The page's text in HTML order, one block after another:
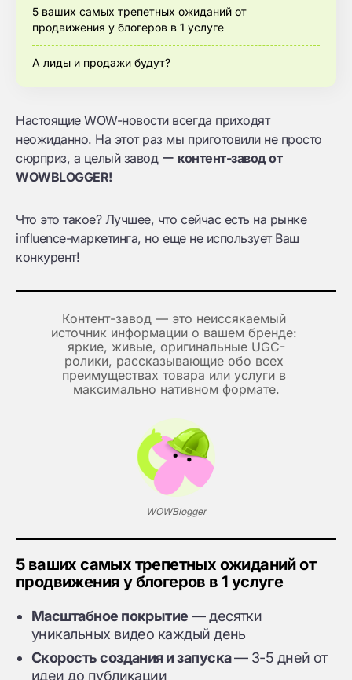
5 ваших самых трепетных ожиданий от
продвижения у блогеров в 1 услуге
А лиды и продажи будут?
Настоящие WOW-новости всегда приходят
неожиданно. На этот раз мы приготовили не просто
сюрприз, а целый завод ー контент-завод от
WOWBLOGGER!
Что это такое? Лучшее, что сейчас есть на рынке
influence-маркетинга, но еще не использует Ваш
конкурент!
Контент-завод — это неиссякаемый
источник информации о вашем бренде:
яркие, живые, оригинальные UGC-
ролики, рассказывающие обо всех
преимуществах товара или услуги в
максимально нативном формате.
WOWBlogger
5 ваших самых трепетных ожиданий от
продвижения у блогеров в 1 услуге
Масштабное покрытие — десятки
уникальных видео каждый день
Скорость создания и запуска— 3-5 дней от
идеи до публикации